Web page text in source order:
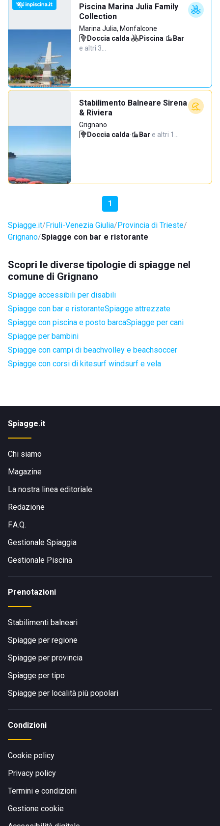
Piscina Marina Julia Family
Collection
Marina Julia, Monfalcone
Doccia calda· Piscina· Bar·
e altri 3…
Stabilimento Balneare Sirena
& Riviera
Grignano
Doccia calda· Bar·e altri 1…
1
Spiagge.it Friuli-Venezia Giulia Provincia di Trieste
Grignano Spiagge con bar e ristorante
Scopri le diverse tipologie di spiagge nel
comune di Grignano
Spiagge accessibili per disabili
Spiagge con bar e ristoranteSpiagge attrezzate
Spiagge con piscina e posto barcaSpiagge per cani
Spiagge per bambini
Spiagge con campi di beachvolley e beachsoccer
Spiagge con corsi di kitesurf windsurf e vela
Spiagge.it
Chi siamo
Magazine
La nostra linea editoriale
Redazione
F.A.Q.
Gestionale Spiaggia
Gestionale Piscina
Prenotazioni
Stabilimenti balneari
Spiagge per regione
Spiagge per provincia
Spiagge per tipo
Spiagge per località più popolari
Condizioni
Cookie policy
Privacy policy
Termini e condizioni
Gestione cookie